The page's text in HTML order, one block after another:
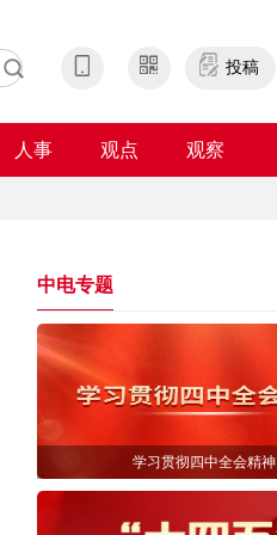
投稿
人事 观点 观察
中电专题
学习贯彻四中全会精神